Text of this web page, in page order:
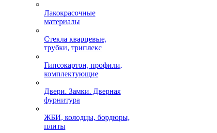
Лакокрасочные
материалы
Стекла кварцевые,
трубки, триплекс
Гипсокартон, профили,
комплектующие
Двери. Замки. Дверная
фурнитура
ЖБИ, колодцы, бордюры,
плиты